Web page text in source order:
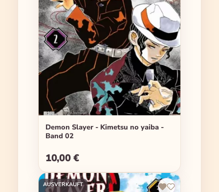
Demon Slayer - Kimetsu no yaiba -
Band 02
Regulärer Preis:
10,00 €
AUSVERKAUFT